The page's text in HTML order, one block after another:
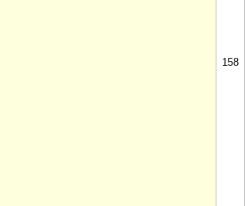
158